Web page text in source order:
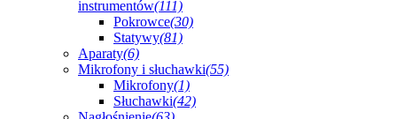
instrumentów(111)
Pokrowce(30)
Statywy(81)
Aparaty(6)
Mikrofony i słuchawki(55)
Mikrofony(1)
Słuchawki(42)